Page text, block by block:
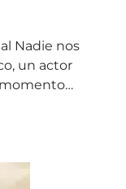
Nadie nos
un actor